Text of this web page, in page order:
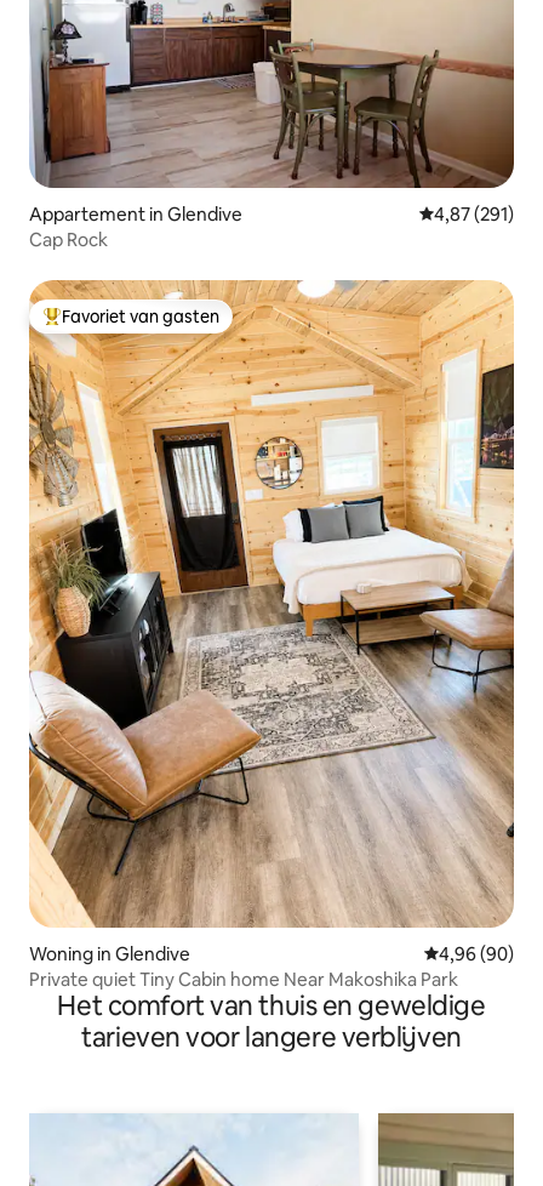
Appartement in Glendive Gemiddelde
4,87 (291)
Cap Rock
Topfavoriet van gasten
Favoriet van gasten
Woning in Glendive Gemiddelde
4,96 (90)
Private quiet Tiny Cabin home Near Makoshika Park
Het comfort van thuis en geweldige
tarieven voor langere verblijven